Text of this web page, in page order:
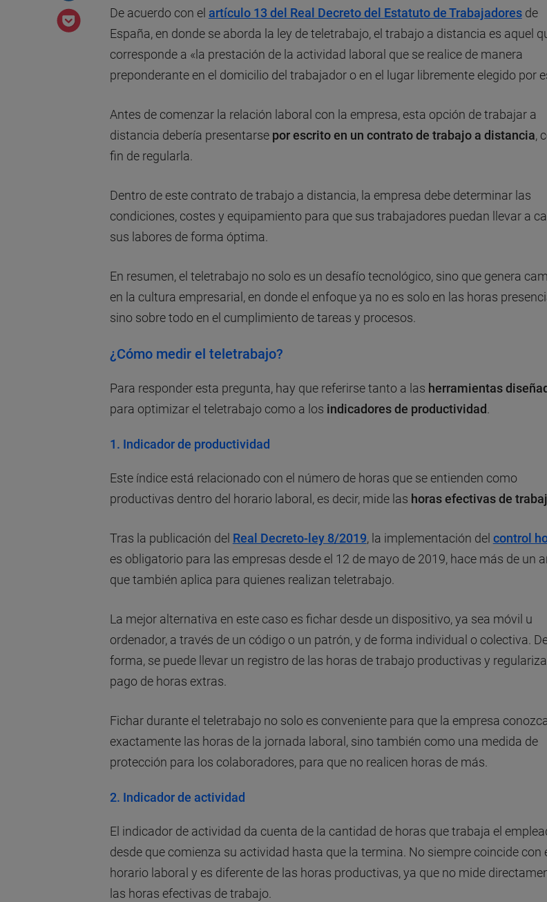
De acuerdo con el artículo 13 del Real Decreto del Estatuto de Trabajadoresde
España, en donde se aborda la ley de teletrabajo, el trabajo a distancia es aquel
corresponde a «la prestación de la actividad laboral que se realice de manera
preponderante en el domicilio del trabajador o en el lugar libremente elegido por
Antes de comenzar la relación laboral con la empresa, esta opción de trabajar a
distancia debería presentarse por escrito en un contrato de trabajo a distancia,
fin de regularla.
Dentro de este contrato de trabajo a distancia, la empresa debe determinar las
condiciones, costes y equipamiento para que sus trabajadores puedan llevar a
sus labores de forma óptima.
En resumen, el teletrabajo no solo es un desafío tecnológico, sino que genera
en la cultura empresarial, en donde el enfoque ya no es solo en las horas
sino sobre todo en el cumplimiento de tareas y procesos.
¿Cómo medir el teletrabajo?
Para responder esta pregunta, hay que referirse tanto a las herramientas
para optimizar el teletrabajo como a los indicadores de productividad.
1. Indicador de productividad
Este índice está relacionado con el número de horas que se entienden como
productivas dentro del horario laboral, es decir, mide las horas efectivas de
Tras la publicación del Real Decreto-ley 8/2019, la implementación del control
es obligatorio para las empresas desde el 12 de mayo de 2019, hace más de un
que también aplica para quienes realizan teletrabajo.
La mejor alternativa en este caso es fichar desde un dispositivo, ya sea móvil u
ordenador, a través de un código o un patrón, y de forma individual o colectiva.
forma, se puede llevar un registro de las horas de trabajo productivas y
pago de horas extras.
Fichar durante el teletrabajo no solo es conveniente para que la empresa
exactamente las horas de la jornada laboral, sino también como una medida de
protección para los colaboradores, para que no realicen horas de más.
2. Indicador de actividad
El indicador de actividad da cuenta de la cantidad de horas que trabaja el
desde que comienza su actividad hasta que la termina. No siempre coincide con
horario laboral y es diferente de las horas productivas, ya que no mide
las horas efectivas de trabajo.